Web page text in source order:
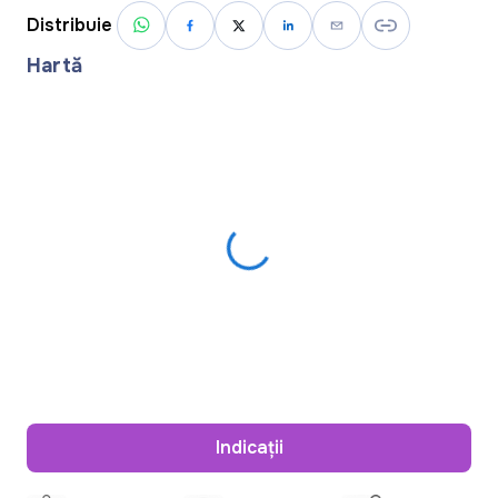
Distribuie
Hartă
Indicații